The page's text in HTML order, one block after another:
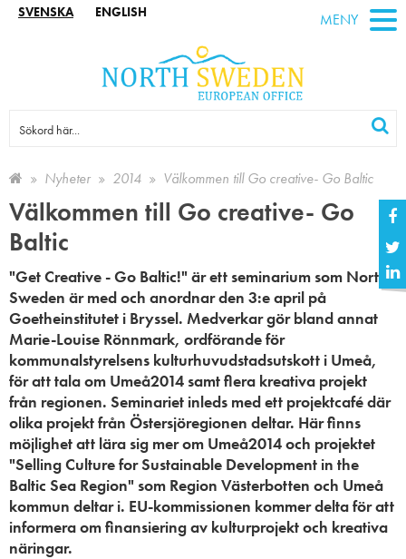
SVENSKA ENGLISH MENY
Nyheter 2014 Välkommen till Go creative- Go Baltic
Välkommen till Go creative- Go
Baltic
"Get Creative - Go Baltic!" är ett seminarium som North
Sweden är med och anordnar den 3:e april på
Goetheinstitutet i Bryssel. Medverkar gör bland annat
Marie-Louise Rönnmark, ordförande för
kommunalstyrelsens kulturhuvudstadsutskott i Umeå,
för att tala om Umeå2014 samt flera kreativa projekt
från regionen. Seminariet inleds med ett projektcafé där
olika projekt från Östersjöregionen deltar. Här finns
möjlighet att lära sig mer om Umeå2014 och projektet
"Selling Culture for Sustainable Development in the
Baltic Sea Region" som Region Västerbotten och Umeå
kommun deltar i. EU-kommissionen kommer delta för att
informera om finansiering av kulturprojekt och kreativa
näringar.